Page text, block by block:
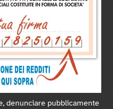
denunciare pubblicamente